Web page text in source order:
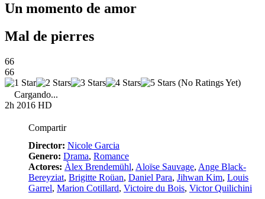
Un momento de amor
Mal de pierres
66
66
(No Ratings Yet)
Cargando...
2h 2016 HD
Compartir
Director: Nicole Garcia
Genero: Drama, Romance
Actores: Àlex Brendemühl, Aloïse Sauvage, Ange Black-
Bereyziat, Brigitte Roüan, Daniel Para, Jihwan Kim, Louis
Garrel, Marion Cotillard, Victoire du Bois, Victor Quilichini